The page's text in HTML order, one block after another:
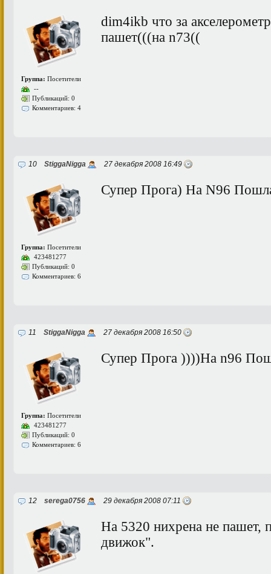
Группа: Посетители
--
Публикаций: 0
Комментариев: 4
dim4ikb что за
пашет(((на n73((
10 StiggaNigga 27 декабря 2008 16:49
Группа: Посетители
423481277
Публикаций: 0
Комментариев: 6
Супер Прога) На N96
11 StiggaNigga 27 декабря 2008 16:50
Группа: Посетители
423481277
Публикаций: 0
Комментариев: 6
Супер Прога ))))На n96
12 serega0756 29 декабря 2008 07:11
На 5320 нихрена не пашет,
движок".